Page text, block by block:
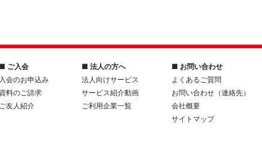
■ ご入会
入会のお申込み
資料のご請求
ご友人紹介
■ 法人の方へ
法人向けサービス
サービス紹介動画
ご利用企業一覧
■ お問い合わせ
よくあるご質問
お問い合わせ（連絡先）
会社概要
サイトマップ